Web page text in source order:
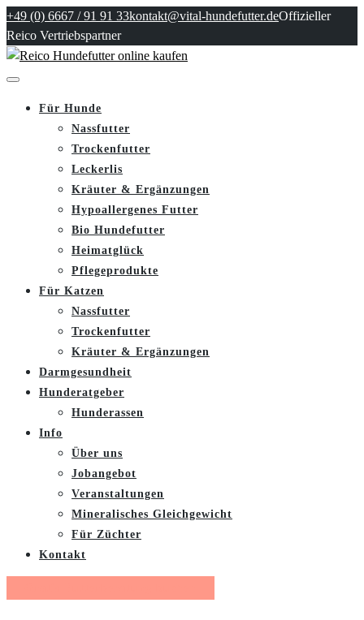
+49 (0) 6667 / 91 91 33kontakt@vital-hundefutter.deOffizieller
Reico Vertriebspartner
Für Hunde
Nassfutter
Trockenfutter
Leckerlis
Kräuter & Ergänzungen
Hypoallergenes Futter
Bio Hundefutter
Heimatglück
Pflegeprodukte
Für Katzen
Nassfutter
Trockenfutter
Kräuter & Ergänzungen
Darmgesundheit
Hunderatgeber
Hunderassen
Info
Über uns
Jobangebot
Veranstaltungen
Mineralisches Gleichgewicht
Für Züchter
Kontakt